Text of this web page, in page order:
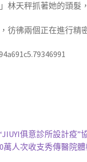
林天秤抓著她的頭髮
彷彿兩個正在進行精
俱意診所設計疫”
萬人次收支秀傳醫院